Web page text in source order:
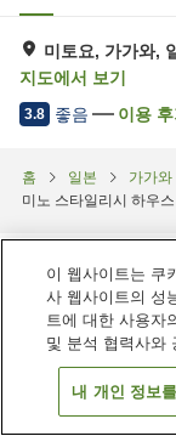
미토요, 가가와,
지도에서 보기
3.8 좋음 이용 후
홈 일본 가가와
미노 스타일리시 하우
이 웹사이트는 쿠
사 웹사이트의 성
트에 대한 사용자
및 분석 협력사와
내 개인 정보